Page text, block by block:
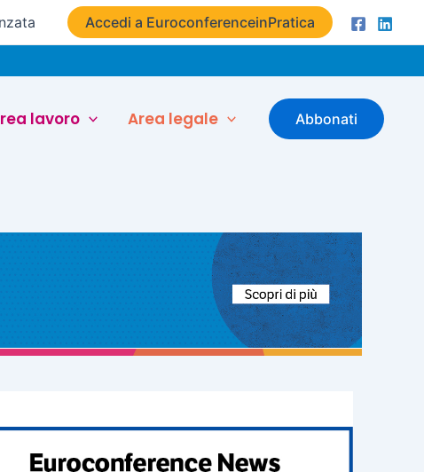
Accedi a EuroconferenceinPratica
lavoro Area legale Abbonati